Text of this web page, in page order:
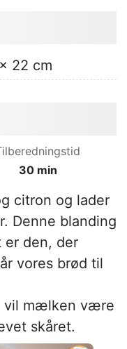
22 cm
30 min
citron og lader
Denne blanding
den, der
vores brød til
vil mælken være
skåret.